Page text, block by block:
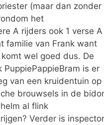
(maar dan zonder
het
A rijders ook 1 verse A
familie van Frank want
wel goed dus. De
is er
van een kruidentuin op
brouwsels in de
al flink
Verder is inspector